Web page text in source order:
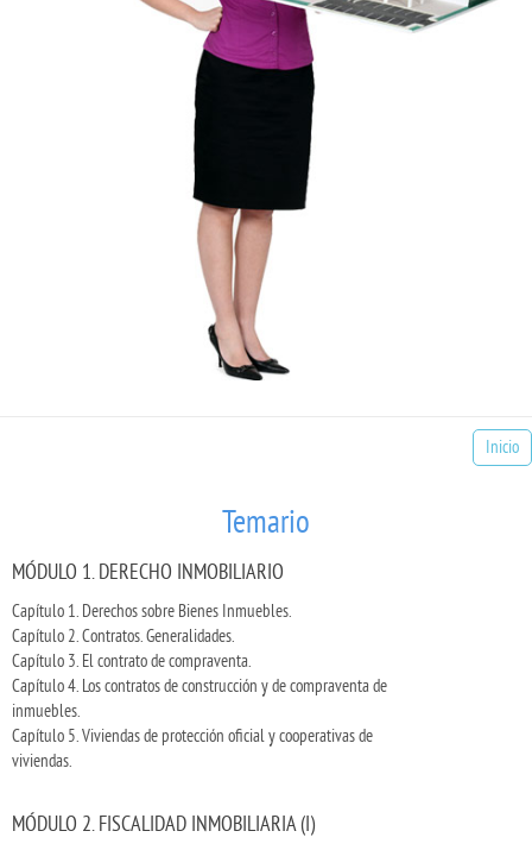
Inicio
Temario
MÓDULO 1. DERECHO INMOBILIARIO
Capítulo 1. Derechos sobre Bienes Inmuebles.
Capítulo 2. Contratos. Generalidades.
Capítulo 3. El contrato de compraventa.
Capítulo 4. Los contratos de construcción y de compraventa de
inmuebles.
Capítulo 5. Viviendas de protección oficial y cooperativas de
viviendas.
MÓDULO 2. FISCALIDAD INMOBILIARIA (I)